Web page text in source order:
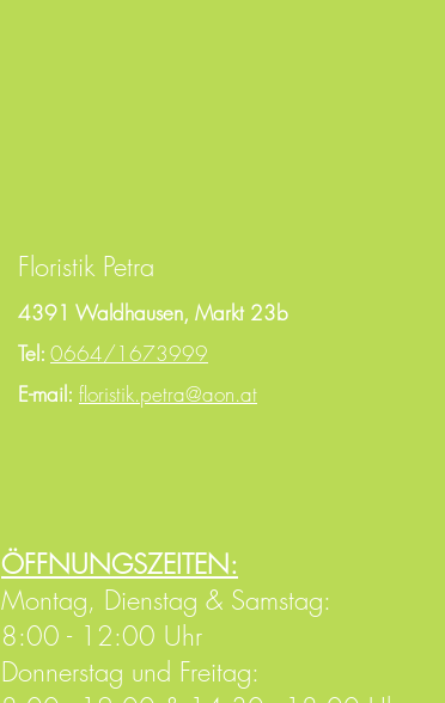
Floristik Petra
4391 Waldhausen, Markt 23b
Tel: 0664/1673999
E-mail: floristik.petra@aon.at
ÖFFNUNGSZEITEN:
Montag, Dienstag & Samstag:
8:00 - 12:00 Uhr
Donnerstag und Freitag: